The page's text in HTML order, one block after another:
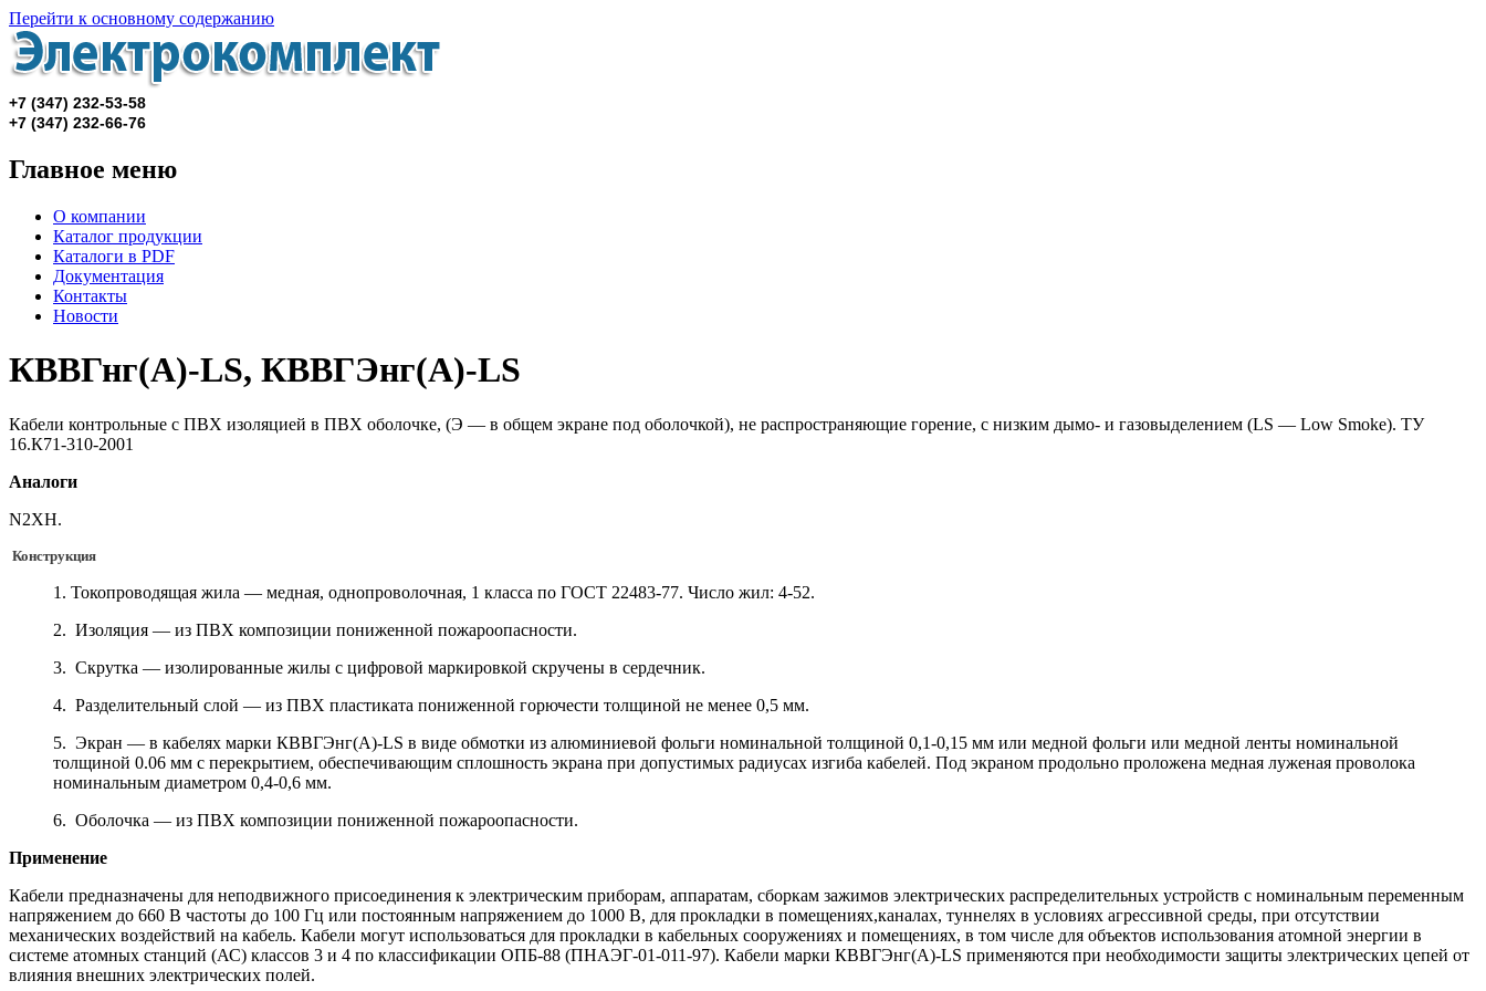
Перейти к основному содержанию
+7 (347) 232-53-58
+7 (347) 232-66-76
Главное меню
О компании
Каталог продукции
Каталоги в PDF
Документация
Контакты
Новости
КВВГнг(А)-LS, КВВГЭнг(А)-LS
Кабели контрольные с ПВХ изоляцией в ПВХ оболочке, (Э — в общем экране под оболочкой), не распространяющие горение, с низким дымо- и газовыделением (LS — Low Smoke). ТУ
16.К71-310-2001
Аналоги
N2XH.
Конструкция
1. Токопроводящая жила — медная, однопроволочная, 1 класса по ГОСТ 22483-77. Число жил: 4-52.
2. Изоляция — из ПВХ композиции пониженной пожароопасности.
3. Скрутка — изолированные жилы с цифровой маркировкой скручены в сердечник.
4. Разделительный слой — из ПВХ пластиката пониженной горючести толщиной не менее 0,5 мм.
5. Экран — в кабелях марки КВВГЭнг(А)-LS в виде обмотки из алюминиевой фольги номинальной толщиной 0,1-0,15 мм или медной фольги или медной ленты номинальной
толщиной 0.06 мм с перекрытием, обеспечивающим сплошность экрана при допустимых радиусах изгиба кабелей. Под экраном продольно проложена медная луженая проволока
номинальным диаметром 0,4-0,6 мм.
6. Оболочка — из ПВХ композиции пониженной пожароопасности.
Применение
Кабели предназначены для неподвижного присоединения к электрическим приборам, аппаратам, сборкам зажимов электрических распределительных устройств с номинальным переменным
напряжением до 660 В частоты до 100 Гц или постоянным напряжением до 1000 В, для прокладки в помещениях,каналах, туннелях в условиях агрессивной среды, при отсутствии
механических воздействий на кабель. Кабели могут использоваться для прокладки в кабельных сооружениях и помещениях, в том числе для объектов использования атомной энергии в
системе атомных станций (АС) классов 3 и 4 по классификации ОПБ-88 (ПНАЭГ-01-011-97). Кабели марки КВВГЭнг(А)-LS применяются при необходимости защиты электрических цепей от
влияния внешних электрических полей.